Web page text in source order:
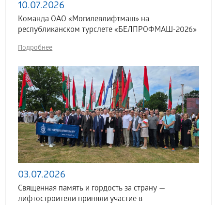
10.07.2026
Команда ОАО «Могилевлифтмаш» на
республиканском турслете «БЕЛПРОФМАШ-2026»
Подробнее
03.07.2026
Священная память и гордость за страну —
лифтостроители приняли участие в